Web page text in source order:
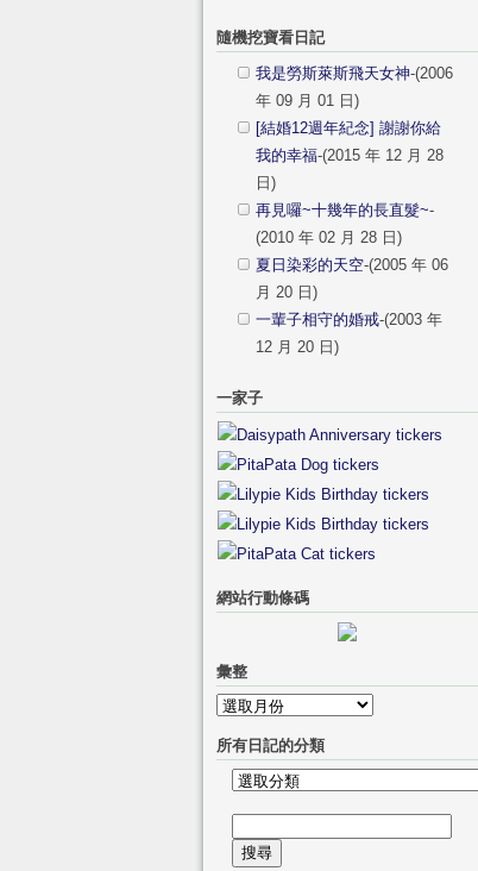
隨機挖寶看日記
我是勞斯萊斯飛天女神-(2006
年 09 月 01 日)
[結婚12週年紀念] 謝謝你給
我的幸福-(2015 年 12 月 28
日)
再見囉~十幾年的長直髮~-
(2010 年 02 月 28 日)
夏日染彩的天空-(2005 年 06
月 20 日)
一輩子相守的婚戒-(2003 年
12 月 20 日)
一家子
網站行動條碼
彙整
彙
整
所有日記的分類
所
日
記
尋